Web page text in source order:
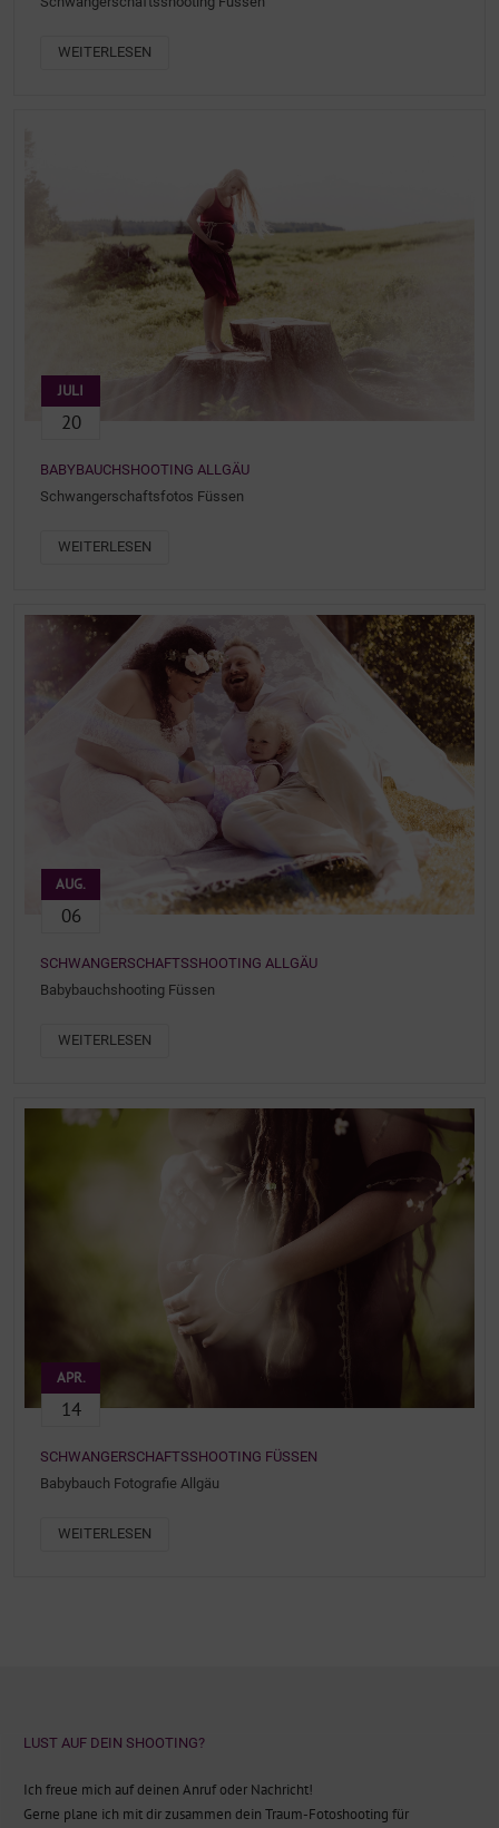
WEITERLESEN
JULI
20
BABYBAUCHSHOOTING ALLGÄU
Schwangerschaftsfotos Füssen
WEITERLESEN
AUG.
06
SCHWANGERSCHAFTSSHOOTING ALLGÄU
Babybauchshooting Füssen
WEITERLESEN
APR.
14
SCHWANGERSCHAFTSSHOOTING FÜSSEN
Babybauch Fotografie Allgäu
WEITERLESEN
LUST AUF DEIN SHOOTING?
Ich freue mich auf deinen Anruf oder Nachricht!
Gerne plane ich mit dir zusammen dein Traum-Fotoshooting für